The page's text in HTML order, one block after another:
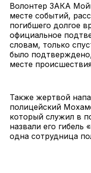
Волонтер ЗАКА
месте событий,
погибшего долгое
официальное
словам, только
было
месте
Также жертвой
полицейский
который служил в
назвали его гибель
одна сотрудница